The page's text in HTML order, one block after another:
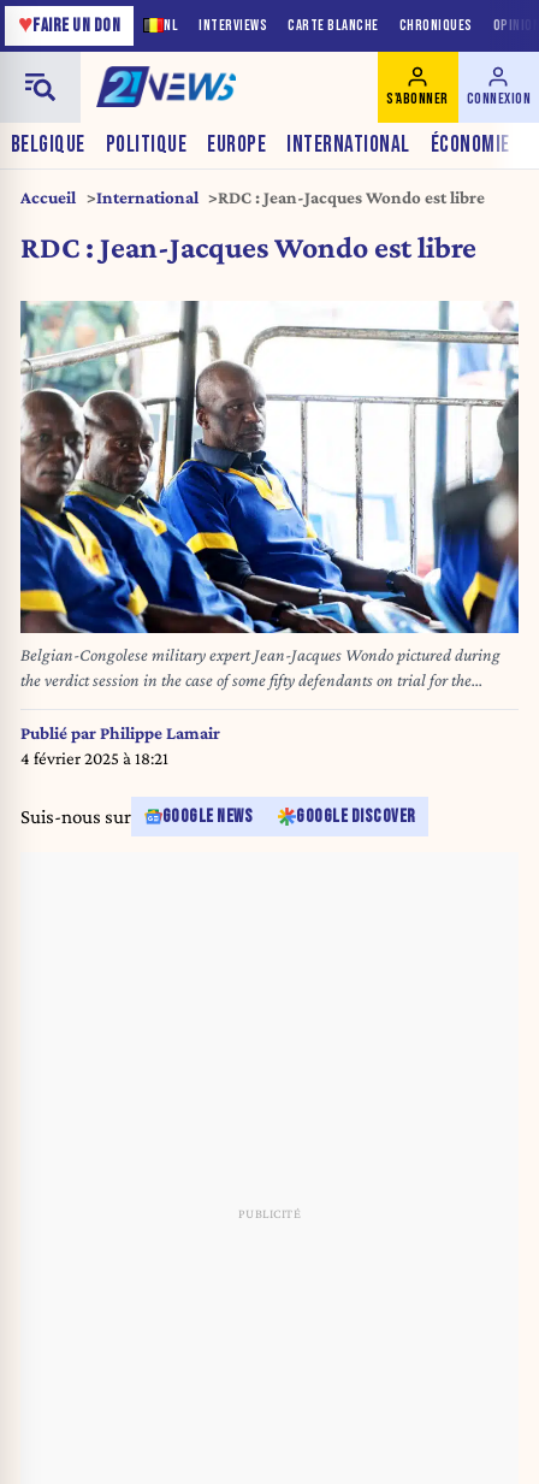
NL INTERVIEWS CARTE BLANCHE CHRONIQUES
♥FAIRE UN DON
BELGIQUE POLITIQUE EUROPE INTERNATIONAL ÉCONOMIE
S'ABONNER CONNEXION
Accueil International RDC : Jean-Jacques Wondo est libre
RDC : Jean-Jacques Wondo est libre
Belgian-Congolese military expert Jean-Jacques Wondo pictured during
the verdict session in the case of some fifty defendants on trial for the
attempted coup in the Democratic Republic of Congo in May, Friday 13
September 2024 in Kinshasa, Congo. The death penalty has been
demanded against fifty of the defendants, including Belgian-Congolese
Publié parPhilippe Lamair
4 février 2025 à 18:21
Suis-nous sur GOOGLE NEWS GOOGLE DISCOVER